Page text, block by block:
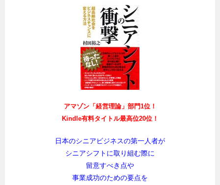
アマゾン「経営理論」部門1位！
Kindle有料タイトル最高位20位！
日本のシニアビジネスの第一人者が
シニアシフトに取り組む際に
留意すべき点や
事業成功のための要点を